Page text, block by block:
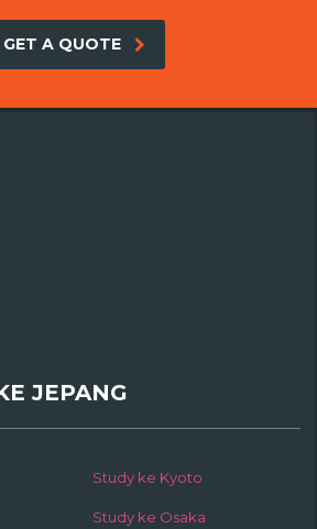
GET A QUOTE
JEPANG
Study ke Kyoto
Study ke Osaka